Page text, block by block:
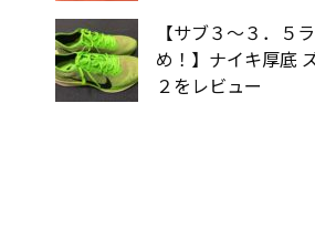
【サブ３〜３．５
め！】ナイキ厚底
２をレビュー